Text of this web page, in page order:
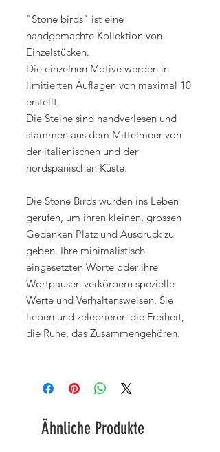
"Stone birds" ist eine
handgemachte Kollektion von
Einzelstücken.
Die einzelnen Motive werden in
limitierten Auflagen von maximal 10
erstellt.
Die Steine sind handverlesen und
stammen aus dem Mittelmeer von
der italienischen und der
nordspanischen Küste.
Die Stone Birds wurden ins Leben
gerufen, um ihren kleinen, grossen
Gedanken Platz und Ausdruck zu
geben. Ihre minimalistisch
eingesetzten Worte oder ihre
Wortpausen verkörpern spezielle
Werte und Verhaltensweisen. Sie
lieben und zelebrieren die Freiheit,
die Ruhe, das Zusammengehören.
Ähnliche Produkte